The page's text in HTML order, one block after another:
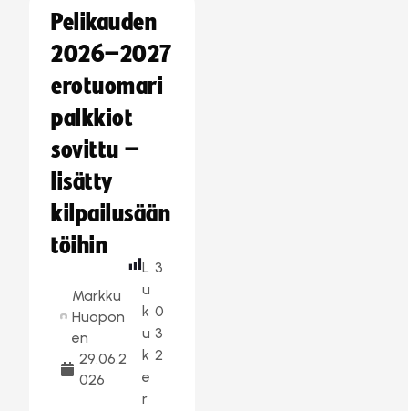
Pelikauden
2026–2027
erotuomari
palkkiot
sovittu –
lisätty
kilpailusään
töihin
Markku
Huopon
en
29.06.2
026
L
u
k
u
k
e
r
3
0
3
2